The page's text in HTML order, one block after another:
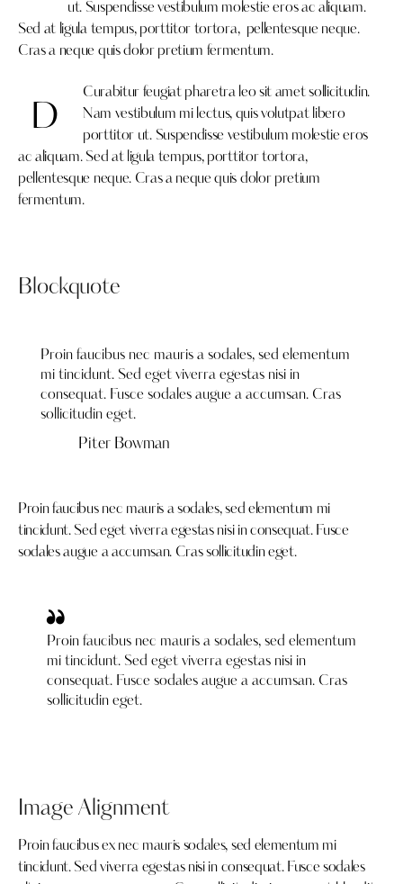
ut. Suspendisse vestibulum molestie eros ac aliquam.
Sed at ligula tempus, porttitor tortora, pellentesque neque.
Cras a neque quis dolor pretium fermentum.
D
Curabitur feugiat pharetra leo sit amet sollicitudin.
Nam vestibulum mi lectus, quis volutpat libero
porttitor ut. Suspendisse vestibulum molestie eros
ac aliquam. Sed at ligula tempus, porttitor tortora,
pellentesque neque. Cras a neque quis dolor pretium
fermentum.
Blockquote
Proin faucibus nec mauris a sodales, sed elementum
mi tincidunt. Sed eget viverra egestas nisi in
consequat. Fusce sodales augue a accumsan. Cras
sollicitudin eget.
Piter Bowman
Proin faucibus nec mauris a sodales, sed elementum mi
tincidunt. Sed eget viverra egestas nisi in consequat. Fusce
sodales augue a accumsan. Cras sollicitudin eget.
Proin faucibus nec mauris a sodales, sed elementum
mi tincidunt. Sed eget viverra egestas nisi in
consequat. Fusce sodales augue a accumsan. Cras
sollicitudin eget.
Image Alignment
Proin faucibus ex nec mauris sodales, sed elementum mi
tincidunt. Sed viverra egestas nisi in consequat. Fusce sodales